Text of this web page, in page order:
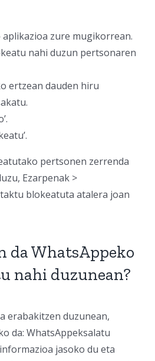
zure mugikorrean.
nahi duzun pertsonaren
ertzean dauden hiru
pertsonen zerrenda
Ezarpenak >
blokeatuta atalera joan
da WhatsAppeko
nahi duzunean?
erabakitzen duzunean,
da: WhatsAppeksalatu
jasoko du eta